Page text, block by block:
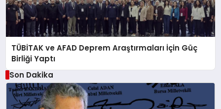
TÜBİTAK ve AFAD Deprem Araştırmaları İçin Güç
Birliği Yaptı
Son Dakika